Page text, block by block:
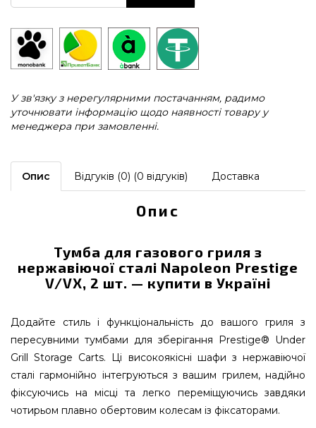
У зв'язку з нерегулярними постачанням, радимо
уточнювати інформацію щодо наявності товару у
менеджера при замовленні.
Опис Відгуків (0) (0 відгуків) Доставка
Опис
Тумба для газового гриля з
нержавіючої сталі Napoleon Prestige
V/VX, 2 шт. — купити в Україні
Додайте стиль і функціональність до вашого гриля з
пересувними тумбами для зберігання Prestige® Under
Grill Storage Carts. Ці високоякісні шафи з нержавіючої
сталі гармонійно інтегруються з вашим грилем, надійно
фіксуючись на місці та легко переміщуючись завдяки
чотирьом плавно обертовим колесам із фіксаторами.